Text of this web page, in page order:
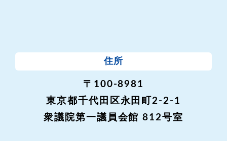
住所
〒100-8981
東京都千代田区永田町2-2-1
衆議院第一議員会館 812号室